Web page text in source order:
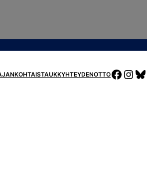
UKKYHTEYDENOTTOFACEBOOK INSTAGRAMBLUESKY